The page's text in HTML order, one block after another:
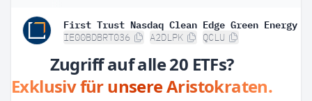
IE00BDBRT036 A2DLPK QCLU
Zugriff auf alle 20 ETFs?
Exklusiv für unsere Aristokraten.